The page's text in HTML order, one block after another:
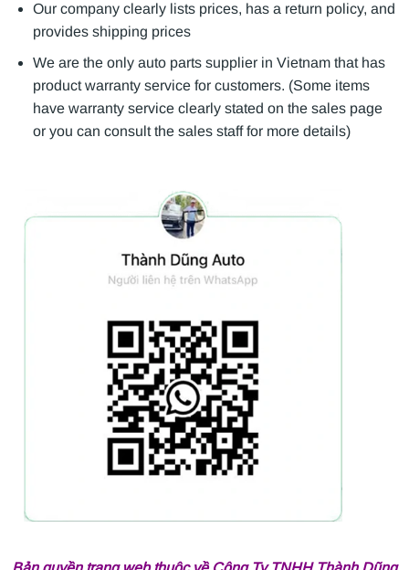
Our company clearly lists prices, has a return policy, and
provides shipping prices
We are the only auto parts supplier in Vietnam that has
product warranty service for customers. (Some items
have warranty service clearly stated on the sales page
or you can consult the sales staff for more details)